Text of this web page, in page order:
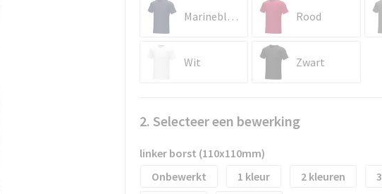
Marineblauw Rood
Wit Zwart
2. Selecteer een bewerking
linker borst (110x110mm)
Onbewerkt
1 2
3